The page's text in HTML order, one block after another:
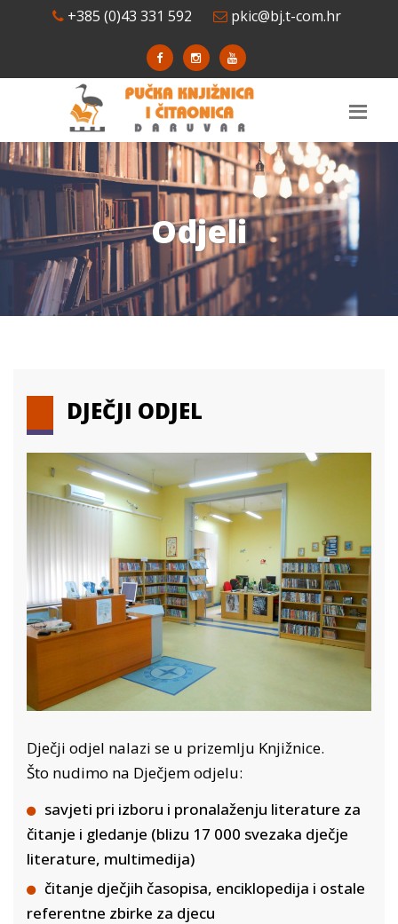
+385 (0)43 331 592 pkic@bj.t-com.hr
Odjeli
DJEČJI ODJEL
Dječji odjel nalazi se u prizemlju Knjižnice.
Što nudimo na Dječjem odjelu:
savjeti pri izboru i pronalaženju literature za
čitanje i gledanje (blizu 17 000 svezaka dječje
literature, multimedija)
čitanje dječjih časopisa, enciklopedija i ostale
referentne zbirke za djecu